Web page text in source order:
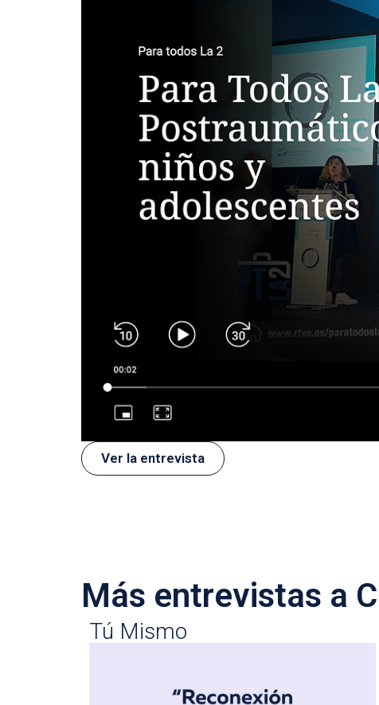
Ver la entrevista
Más entrevistas a
Tú Mismo